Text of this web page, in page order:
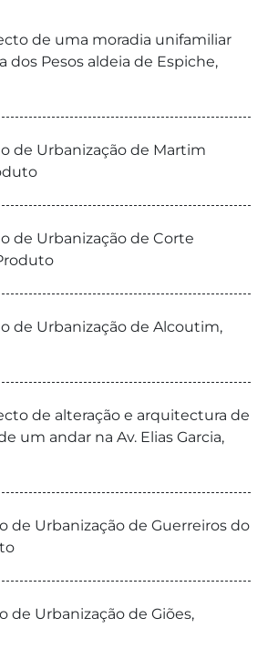
de uma moradia unifamiliar
dos Pesos aldeia de Espiche,
de Urbanização de Martim
de Urbanização de Corte
de Urbanização de Alcoutim,
de alteração e arquitectura de
um andar na Av. Elias Garcia,
de Urbanização de Guerreiros do
de Urbanização de Giões,